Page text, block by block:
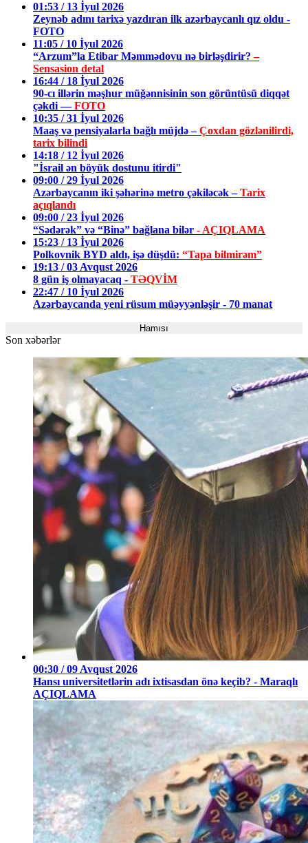
01:53 / 13 İyul 2026
Zeynəb adını tarixə yazdıran ilk azərbaycanlı qız oldu -
FOTO
11:05 / 10 İyul 2026
“Arzum”la Etibar Məmmədovu nə birləşdirir?–
Sensasion detal
16:44 / 18 İyul 2026
90-cı illərin məşhur müğənnisinin son görüntüsü diqqət
çəkdi —FOTO
10:35 / 31 İyul 2026
Maaş və pensiyalarla bağlı müjdə –Çoxdan gözlənilirdi,
tarix bilindi
14:18 / 12 İyul 2026
"İsrail ən böyük dostunu itirdi"
09:00 / 29 İyul 2026
Azərbaycanın iki şəhərinə metro çəkiləcək –Tarix
açıqlandı
09:00 / 23 İyul 2026
“Sədərək” və “Binə” bağlana bilər - AÇIQLAMA
15:23 / 13 İyul 2026
Polkovnik BYD aldı, işə düşdü: “Tapa bilmirəm”
19:13 / 03 Avqust 2026
8 gün iş olmayacaq - TƏQVİM
22:47 / 10 İyul 2026
Azərbaycanda yeni rüsum müəyyənləşir - 70 manat
Hamısı
Son xəbərlər
00:30 / 09 Avqust 2026
Hansı universitetlərin adı ixtisasdan önə keçib? - Maraqlı
AÇIQLAMA